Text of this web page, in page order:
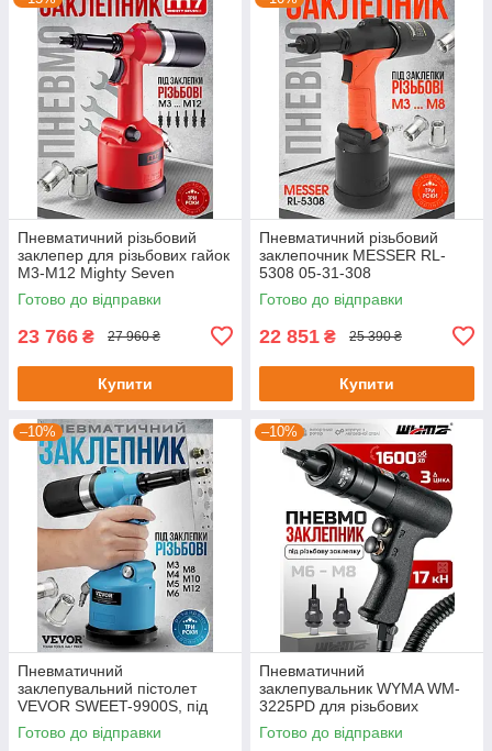
Пневматичний різьбовий
заклепер для різьбових гайок
М3-М12 Mighty Seven
Готово до відправки
23 766 ₴ 27 960 ₴
Купити
Пневматичний різьбовий
заклепочник MESSER RL-
5308 05-31-308
Готово до відправки
22 851 ₴ 25 390 ₴
Купити
–10%
Пневматичний
заклепувальний пістолет
VEVOR SWEET-9900S, під
різьбові заклепки M3-M12
700129
Готово до відправки
–10%
Пневматичний
заклепувальник WYMA WM-
3225PD для різьбових
заклепок M6-M8
Готово до відправки